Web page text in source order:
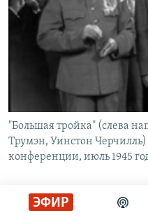
ЭФИР
"Большая тройка" (слева
Трумэн, Уинстон
конференции, июль 1945
Несмотря на